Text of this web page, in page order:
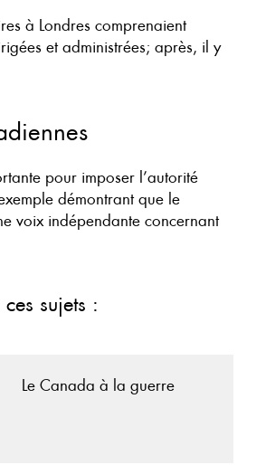
à Londres comprenaient
et administrées; après, il y
pour imposer l’autorité
démontrant que le
voix indépendante concernant
sujets :
Le Canada à la guerre